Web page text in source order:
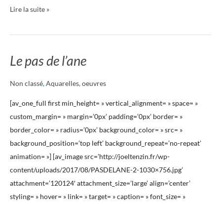
Lire la suite »
Le pas de l’ane
Non classé,Aquarelles,oeuvres
[av_one_full first min_height= » vertical_alignment= » space= »
custom_margin= » margin=’0px’ padding=’0px’ border= »
border_color= » radius=’0px’ background_color= » src= »
background_position=’top left’ background_repeat=’no-repeat’
animation= »] [av_image src=’http://joeltenzin.fr/wp-
content/uploads/2017/08/PASDELANE-2-1030×756.jpg’
attachment=’120124′ attachment_size=’large’ align=’center’
styling= » hover= » link= » target= » caption= » font_size= »
Le
de